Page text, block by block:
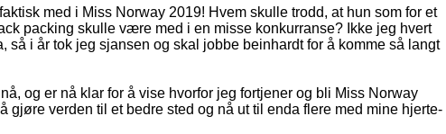
med i Miss Norway 2019! Hvem skulle trodd, at hun som for et
packing skulle være med i en misse konkurranse? Ikke jeg hvert
i år tok jeg sjansen og skal jobbe beinhardt for å komme så langt
og er nå klar for å vise hvorfor jeg fortjener og bli Miss Norway
gjøre verden til et bedre sted og nå ut til enda flere med mine hjerte-